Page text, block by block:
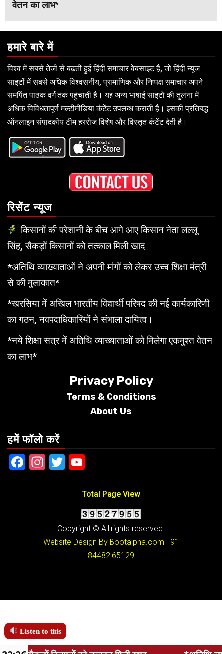
वेतन का लाभ*
हमारे बारे में
विश्व में सबसे तेजी से बढ़ती हुई हिंदी समाचार वेबसाइट है, जो हिंदी न्यूज
साइटों में सबसे अधिक विश्वसनीय, प्रामाणिक और निष्पक्ष समाचार अपने
समर्पित पाठक वर्ग तक पहुंचाती है। यह अन्य भाषाई साइटों की तुलना में
अधिक विविधतापूर्ण मल्टीमीडिया कंटेंट उपलब्ध कराती है। इसकी प्रतिबद्ध
ऑनलाइन संपादकीय टीम हररोज विशेष और विस्तृत कंटेंट देती है।
रिसेंट न्यूज
किसानों की परेशानी के बीच आगे आए किसान नेता लल्लू
सिंह, सैकड़ों किसानों को तत्काल मिली खाद
*अतिथि व्याख्याताओं ने अपनी मांगों को लेकर उच्च शिक्षा मंत्री
से की मुलाकात*
*खरसिया में अखिल भारतीय विद्यार्थी परिषद की नई कार्यकारिणी
का गठन, नवपदाधिकारियों ने संभाला दायित्व।
*नये शिक्षा सत्र में अतिथि व्याख्याताओं को मिलेगा एकमुश्त वेतन
का लाभ*
Privacy Policy
Terms & Conditions
About Us
हमें फॉलो करें
Facebook
Instagram
Twitter
Total Page View
Copyright © All rights reserved.
Website Design By Bootalpha.com +91
84482 65129
Listen to this